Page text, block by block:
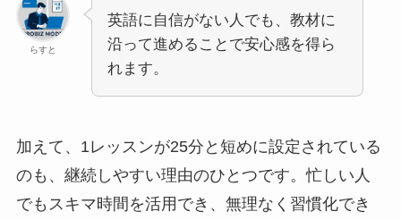
らすと
英語に自信がない人でも、教材に
沿って進めることで安心感を得ら
れます。
加えて、1レッスンが25分と短めに設定されている
のも、継続しやすい理由のひとつです。忙しい人
でもスキマ時間を活用でき、無理なく習慣化でき